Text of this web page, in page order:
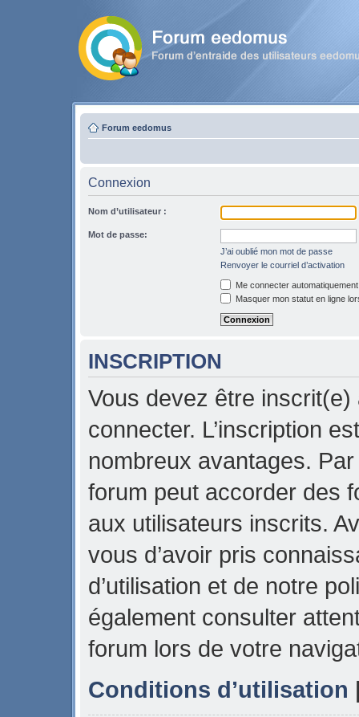
Forum eedomus
Connexion
Nom d’utilisateur :
Mot de passe:
J’ai oublié mon mot de passe
Renvoyer le courriel d’activation
Me connecter
Masquer mon statut en ligne
INSCRIPTION
Vous devez être
connecter. L’inscription
nombreux avantages.
forum peut accorder des
aux utilisateurs inscrits.
vous d’avoir pris
d’utilisation et de notre
également consulter
forum lors de votre
Conditions d’utilisation